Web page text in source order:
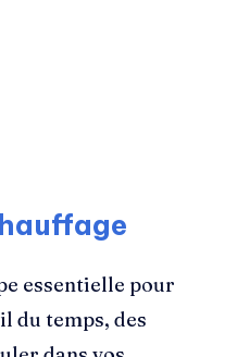
essentielle pour
du temps, des